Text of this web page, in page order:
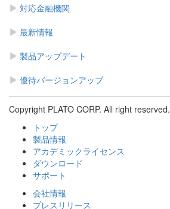
対応金融機関
最新情報
製品アップデート
優待バージョンアップ
Copyright PLATO CORP. All right reserved.
トップ
製品情報
アカデミックライセンス
ダウンロード
サポート
会社情報
プレスリリース